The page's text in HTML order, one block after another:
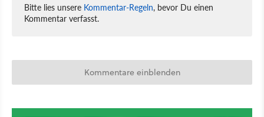
Bitte lies unsere Kommentar-Regeln, bevor Du einen
Kommentar verfasst.
Kommentare einblenden